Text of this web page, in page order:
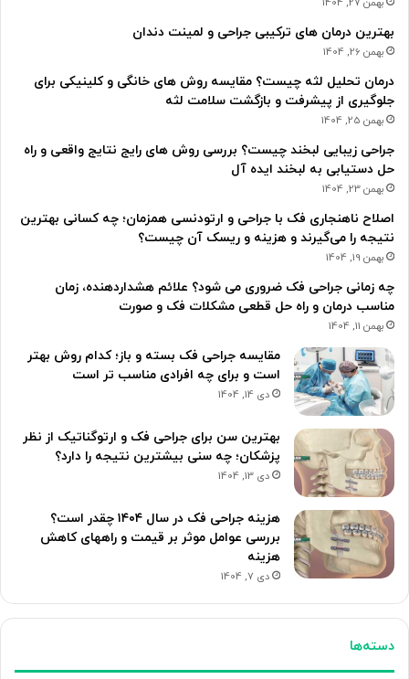
بهمن 27, 1404
بهترین درمان های ترکیبی جراحی و لمینت دندان
بهمن 26, 1404
درمان تحلیل لثه چیست؟ مقایسه روش های خانگی و کلینیکی برای
جلوگیری از پیشرفت و بازگشت سلامت لثه
بهمن 25, 1404
جراحی زیبایی لبخند چیست؟ بررسی روش های رایج نتایج واقعی و راه
حل دستیابی به لبخند ایده آل
بهمن 23, 1404
اصلاح ناهنجاری فک با جراحی و ارتودنسی همزمان؛ چه کسانی بهترین
نتیجه را می‌گیرند و هزینه و ریسک آن چیست؟
بهمن 19, 1404
چه زمانی جراحی فک ضروری می شود؟ علائم هشداردهنده، زمان
مناسب درمان و راه حل قطعی مشکلات فک و صورت
بهمن 11, 1404
مقایسه جراحی فک بسته و باز؛ کدام روش بهتر
است و برای چه افرادی مناسب تر است
دی 14, 1404
بهترین سن برای جراحی فک و ارتوگناتیک از نظر
پزشکان؛ چه سنی بیشترین نتیجه را دارد؟
دی 13, 1404
هزینه جراحی فک در سال ۱۴۰۴ چقدر است؟
بررسی عوامل موثر بر قیمت و راههای کاهش
هزینه
دی 7, 1404
دسته‌ها